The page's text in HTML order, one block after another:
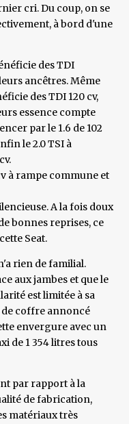
cri. Du coup, on se
à bord d'une
des TDI
ancêtres. Même
des TDI 120 cv,
essence compte
par le 1.6 de 102
le 2.0 TSI à
à rampe commune et
A la fois doux
bonnes reprises, ce
Seat.
rien de familial.
aux jambes et que le
est limitée à sa
de coffre annoncé
envergure avec un
de 1 354 litres tous
par rapport à la
de fabrication,
matériaux très